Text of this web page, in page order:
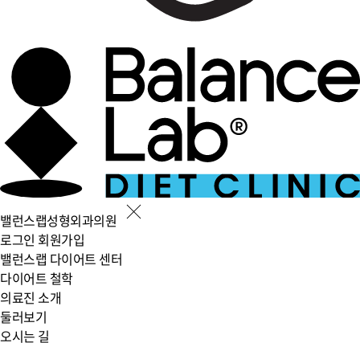
밸런스랩성형외과의원
로그인 회원가입
밸런스랩 다이어트 센터
다이어트 철학
의료진 소개
둘러보기
오시는 길